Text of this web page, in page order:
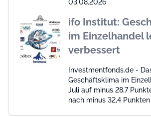
03.08.2026
ifo Institut:
im Einzelhandel
verbessert
Investmentfonds.de -
Geschäftsklima im
Juli auf minus 28,7
nach minus 32,4